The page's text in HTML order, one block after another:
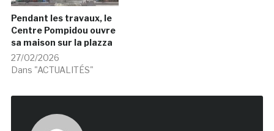
Pendant les travaux, le
Centre Pompidou ouvre
sa maison sur la plazza
27/02/2026
Dans "ACTUALITÉS"